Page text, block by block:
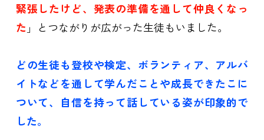
緊張したけど、発表の準備を通して仲良くなっ
た 」とつながりが広がった生徒もいました。
どの生徒も登校や検定、ボランティア、アルバ
イトなどを通して学んだことや成長できたこに
ついて、自信を持って話している姿が印象的で
した。